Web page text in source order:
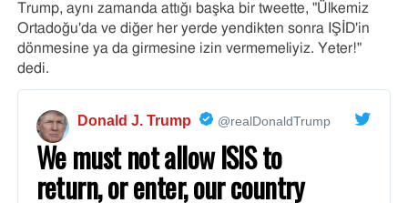
bilgiler
ve
@realDonaldTrump
tarafından
yapılan
numaralı
paylaşımının
sonu
Trump, aynı zamanda attığı başka bir tweette, "Ülkemiz
Ortadoğu'da ve diğer her yerde yendikten sonra IŞİD'in
dönmesine ya da girmesine izin vermemeliyiz. Yeter!"
dedi.
tarafından
2
Twitter
Donald J. Trump ✔
@realDonaldTrump
We must not allow ISIS to
return, or enter, our country